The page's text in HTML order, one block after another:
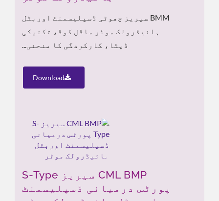
BMM سیریز چھوٹی ڈسپلیسمنٹ اوربٹل
ہائیڈرولک موٹر ماڈل کوڈ، تکنیکی
ڈیٹا، کارکردگی کا منحنی...
Download
CML BMP سیریز S-Type
پورٹس درمیانی ڈسپلیسمنٹ